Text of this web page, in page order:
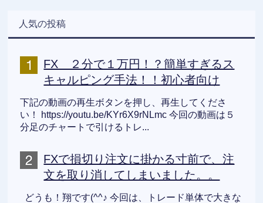
人気の投稿
FX ２分で１万円！？簡単すぎるス
キャルピング手法！！初心者向け
下記の動画の再生ボタンを押し、再生してくださ
い！ https://youtu.be/KYr6X9rNLmc 今回の動画は５
分足のチャートで引けるトレ...
FXで損切り注文に掛かる寸前で、注
文を取り消してしまいました。。
どうも！翔です(^^♪ 今回は、トレード単体で大きな